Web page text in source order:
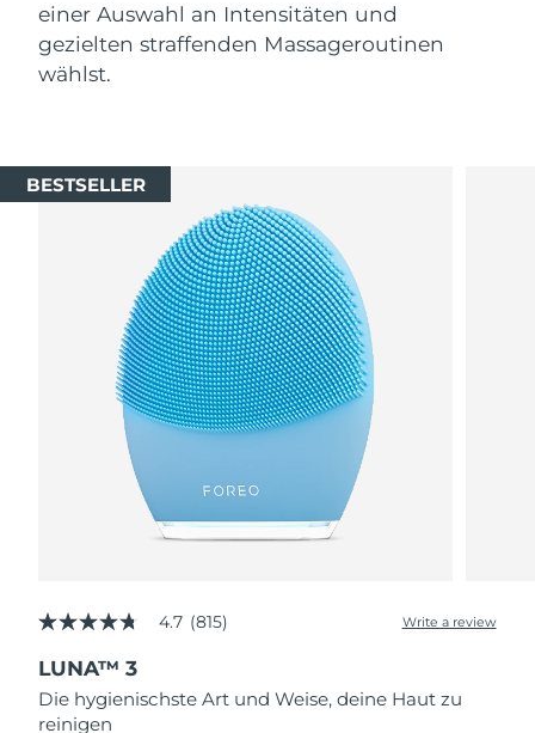
einer Auswahl an Intensitäten und
gezielten straffenden Massageroutinen
wählst.
BESTSELLER
4.7
of
5
stars,
average
4.7 (815) Write a review
LUNA™ 3
Die hygienischste Art und Weise, deine Haut zu
reinigen